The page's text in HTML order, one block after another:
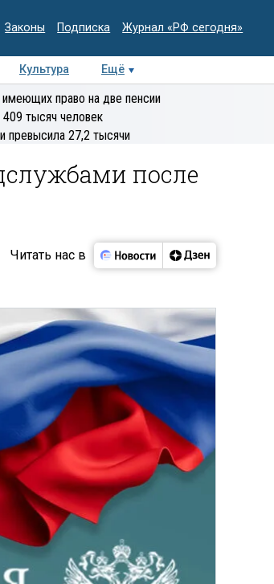
Законы Подписка Журнал «РФ сегодня»
Культура Ещё
Колумнисты
Деловая
право на две пенсии
тысяч человек
превысила 27,2 тысячи
после
Читать нас в